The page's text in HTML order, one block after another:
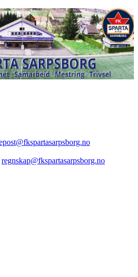
regnskap@fkspartasarpsborg.no